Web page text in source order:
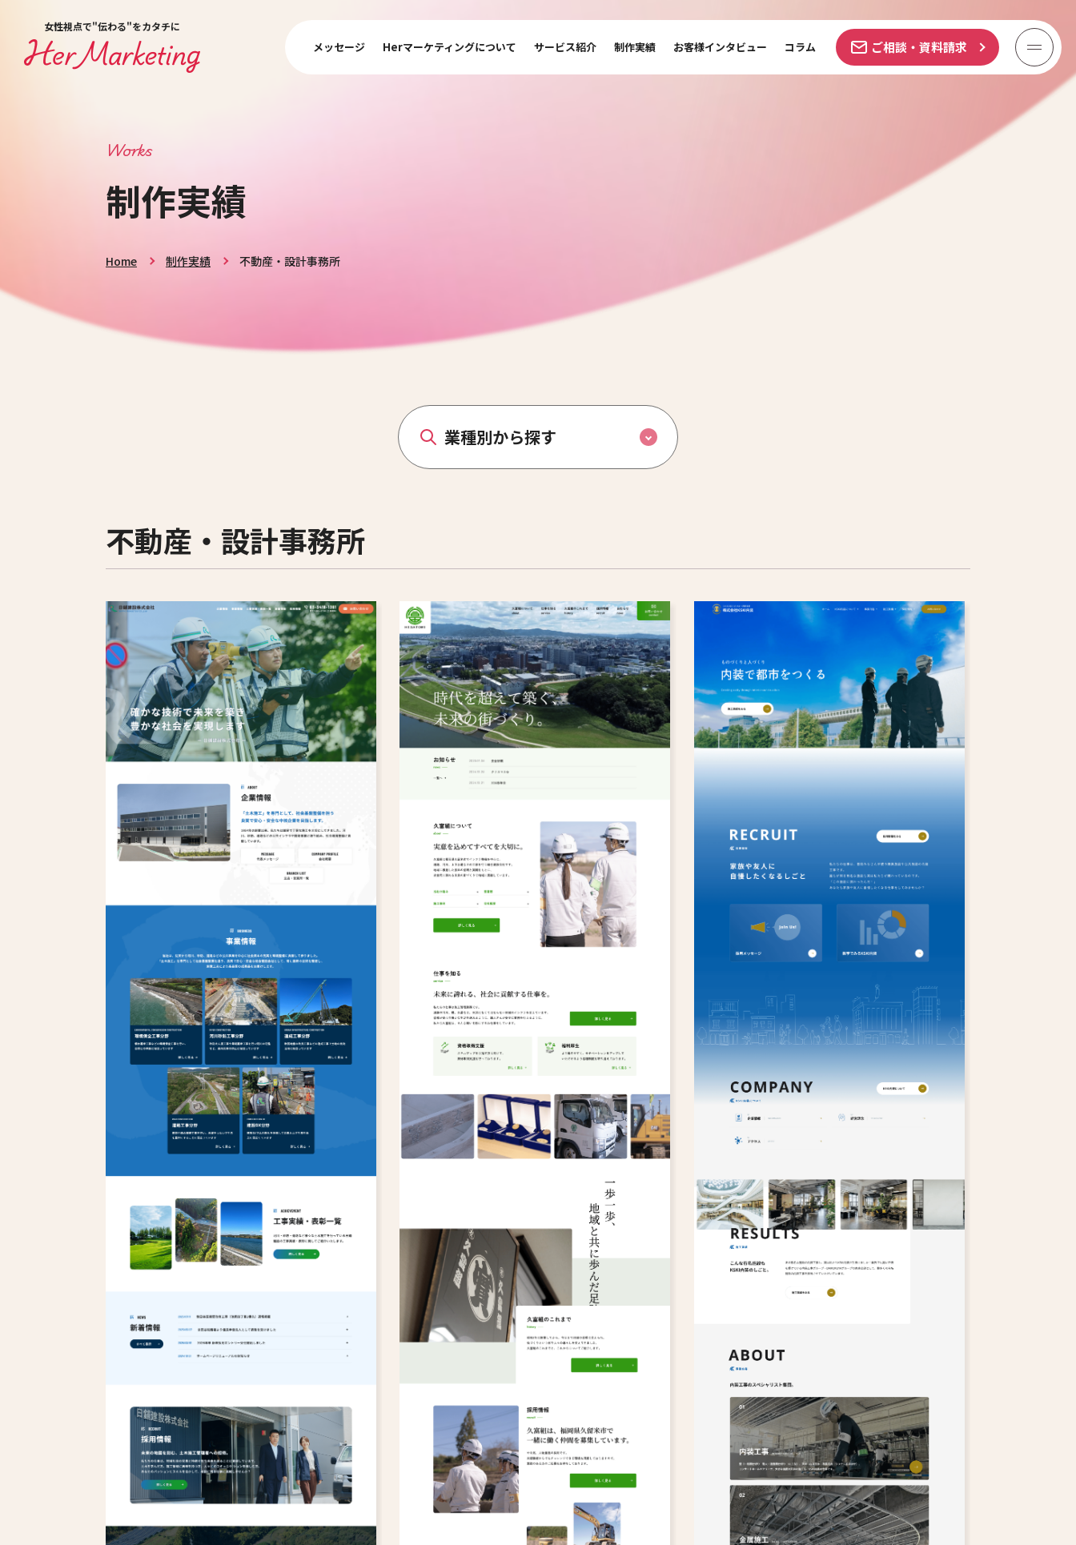
女性視点で"伝わる"をカタチに
メッセージ Herマーケティングについて サービス紹介 制作実績 お客様インタビュー コラム ご相談・資料請求
Works
制作実績
Home 制作実績 不動産・設計事務所
業種別から探す
すべて
鍼灸院・整体院 福祉・介護 専門職・士業
写真館・フォトスタジオ その他 歯科医院 不動産・設計事務所
美容院 エステサロン メーカー・製造業 IT企業
協会・団体 ウェディング
保育園・幼稚園・学校
不動産・設計事務所